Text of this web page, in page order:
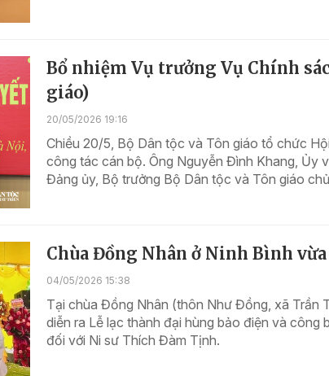
Bổ nhiệm Vụ trưởng Vụ Chính
giáo)
20/05/2026 19:16
Chiều 20/5, Bộ Dân tộc và Tôn giáo tổ chức
công tác cán bộ. Ông Nguyễn Đình Khang, Ủy
Đảng ủy, Bộ trưởng Bộ Dân tộc và Tôn giáo
Chùa Đồng Nhân ở Ninh Bình
04/05/2026 15:38
Tại chùa Đồng Nhân (thôn Như Đồng, xã Trần
diễn ra Lễ lạc thành đại hùng bảo điện và công
đối với Ni sư Thích Đàm Tịnh.